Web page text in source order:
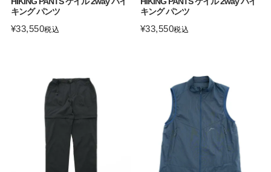
キング パンツ
¥33,550税込
キング パンツ
¥33,550税込